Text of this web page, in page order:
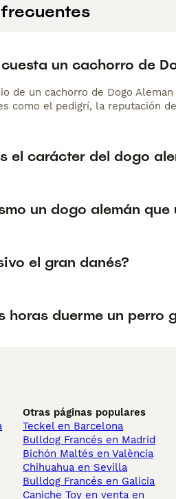
un cachorro de
de un cachorro de Dogo
como el pedigrí, la reputación
el carácter del dogo
un dogo alemán que
el gran danés?
horas duerme un perro
Otras páginas populares
Teckel en Barcelona
Bulldog Francés en Madrid
Bichón Maltés en València
Chihuahua en Sevilla
Bulldog Francés en Galicia
Caniche Toy en venta en